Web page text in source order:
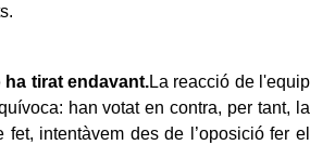
ha tirat endavant.La reacció de l'equip
han votat en contra, per tant, la
fet, intentàvem des de l’oposició fer el